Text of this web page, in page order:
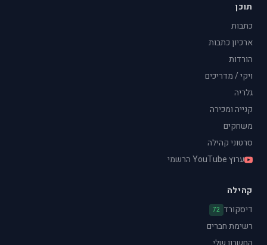
תוכן
כתבות
ארכיון כתבות
הורדות
ויקי / מדריכים
גלריה
קנייה ומכירה
משחקים
סרטוני קהילה
ערוץ YouTube הרשמי
קהילה
דיסקורד 72
רשימת חברים